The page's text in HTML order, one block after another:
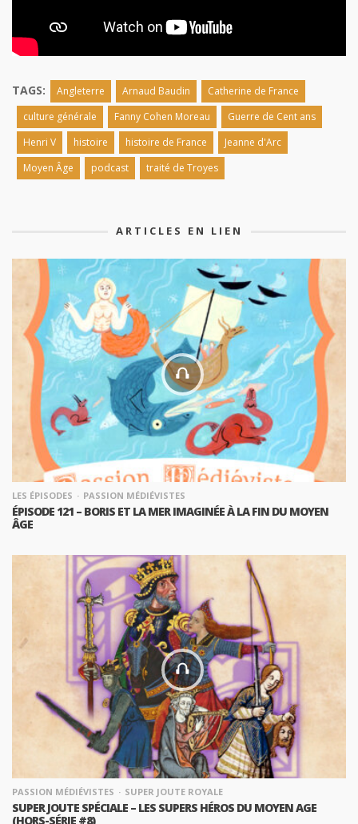
TAGS: Angleterre Arnaud Baudin
Catherine de France
culture générale
Fanny Cohen Moreau
Guerre de Cent ans
Henri V
histoire histoire de France
Jeanne d'Arc
Moyen Âge
podcast traité de Troyes
ARTICLES EN LIEN
LES ÉPISODES PASSION MÉDIÉVISTES
ÉPISODE 121 – BORIS ET LA MER IMAGINÉE À LA FIN DU MOYEN
ÂGE
PASSION MÉDIÉVISTES SUPER JOUTE ROYALE
SUPER JOUTE SPÉCIALE – LES SUPERS HÉROS DU MOYEN AGE
(HORS-SÉRIE #8)